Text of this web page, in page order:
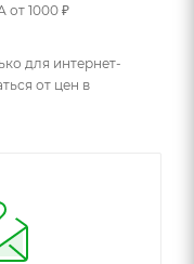
1000 ₽
для интернет-
от цен в